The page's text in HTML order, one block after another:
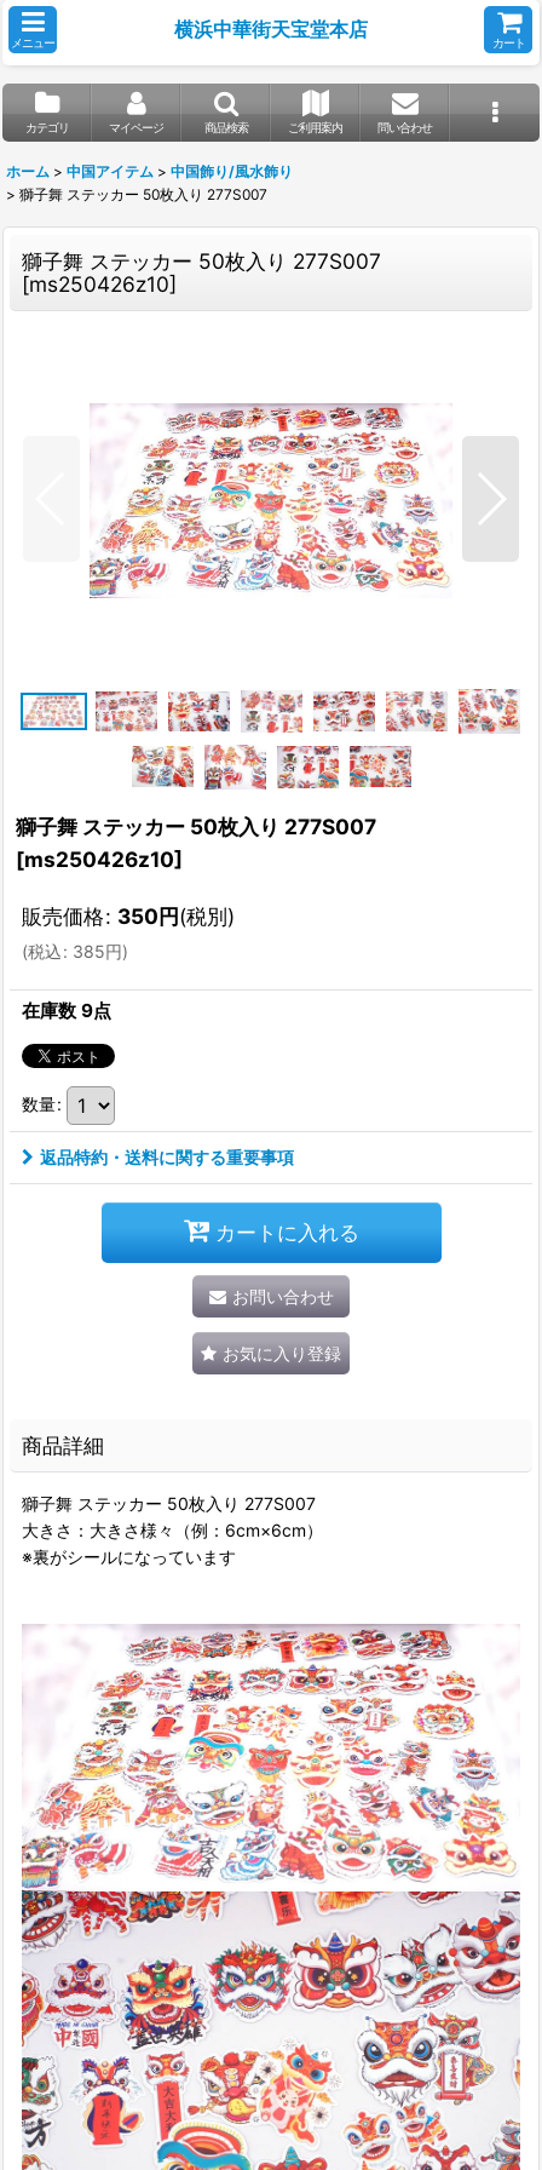
メニュー
横浜中華街天宝堂本店
カート
カテゴリ マイページ 商品検索 ご利用案内 問い合わせ
ホーム > 中国アイテム > 中国飾り/風水飾り
> 獅子舞 ステッカー 50枚入り 277S007
獅子舞 ステッカー 50枚入り 277S007
[ms250426z10]
獅子舞 ステッカー 50枚入り 277S007
[ms250426z10]
販売価格: 350円(税別)
(税込: 385円)
在庫数 9点
数量:
返品特約・送料に関する重要事項
カートに入れる
お問い合わせ
お気に入り登録
商品詳細
獅子舞 ステッカー 50枚入り 277S007
大きさ：大きさ様々（例：6cm×6cm）
※裏がシールになっています